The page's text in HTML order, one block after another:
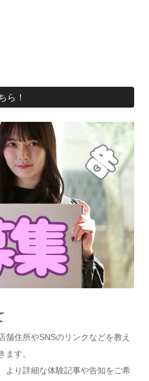
ら！
舗住所やSNSのリンクなどを教え
ます。
より詳細な体験記事や告知をご希